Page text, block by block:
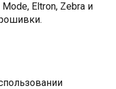
Eltron, Zebra и